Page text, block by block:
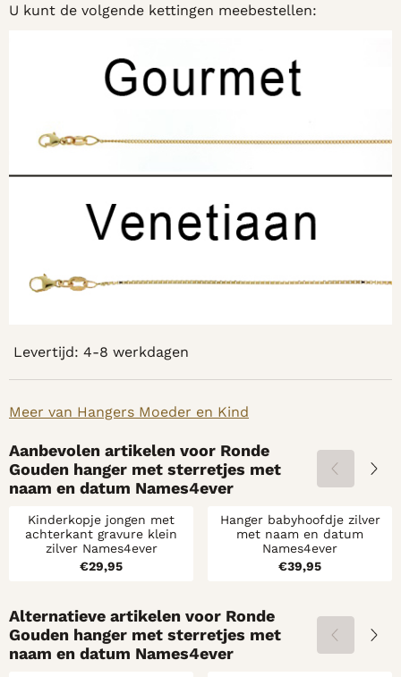
U kunt de volgende kettingen meebestellen:
Levertijd: 4-8 werkdagen
Meer van Hangers Moeder en Kind
Aanbevolen artikelen voor Ronde
Gouden hanger met sterretjes met
naam en datum Names4ever
Kinderkopje jongen met
achterkant gravure klein
zilver Names4ever
Prijs: 29,95
€29,95
Hanger babyhoofdje zilver
met naam en datum
Names4ever
Prijs: 39,95
€39,95
Alternatieve artikelen voor Ronde
Gouden hanger met sterretjes met
naam en datum Names4ever